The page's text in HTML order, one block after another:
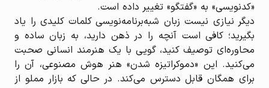
«کدنویسی» به «گفتگو» تغییر داده است.
دیگر نیازی نیست زبان شبه‌برنامه‌نویسی کلمات کلیدی را یاد
بگیرید؛ کافی است آنچه را در ذهن دارید، به زبان ساده و
محاوره‌ای توصیف کنید، گویی با یک هنرمند انسانی صحبت
می‌کنید. این «دموکراتیزه شدن» هنر هوش مصنوعی، آن را
برای همگان قابل دسترس می‌کند. در حالی که بازار مملو از